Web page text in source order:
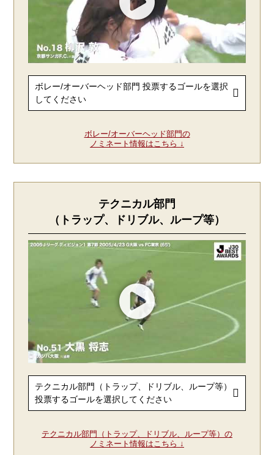
ボレー/オーバーヘッド部門の
ノミネート情報はこちら ↓
テクニカル部門
（トラップ、ドリブル、ループ等）
テクニカル部門（トラップ、ドリブル、ループ等）の
ノミネート情報はこちら ↓